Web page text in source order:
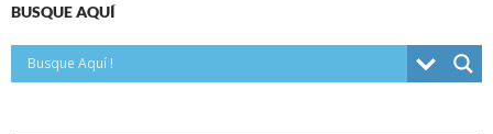
BUSQUE AQUÍ